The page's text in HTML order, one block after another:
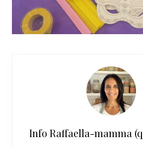
Info Raffaella-mamma